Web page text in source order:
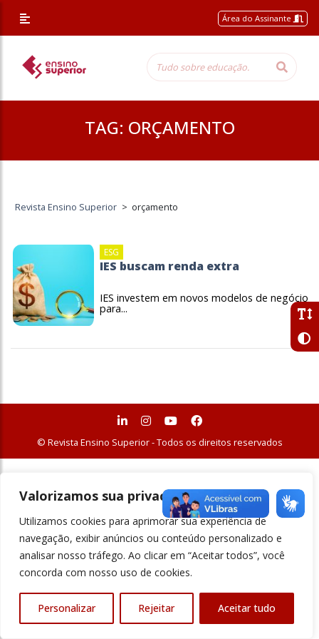
Valorizamos sua privacidade
Utilizamos cookies para aprimorar sua experiência de
navegação, exibir anúncios ou conteúdo personalizado e
analisar nosso tráfego. Ao clicar em “Aceitar todos”, você
concorda com nosso uso de cookies.
Personalizar Rejeitar Aceitar tudo
Área do Assinante
TAG: ORÇAMENTO
Revista Ensino Superior > orçamento
ESG
IES buscam renda extra
IES investem em novos modelos de negócio
para...
© Revista Ensino Superior - Todos os direitos reservados